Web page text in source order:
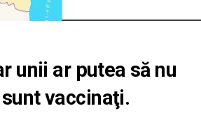
unii ar putea să nu
vaccinaţi.